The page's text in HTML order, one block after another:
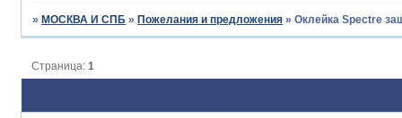
» МОСКВА И СПБ » Пожелания и предложения »Оклейка Spectre
Страница:1